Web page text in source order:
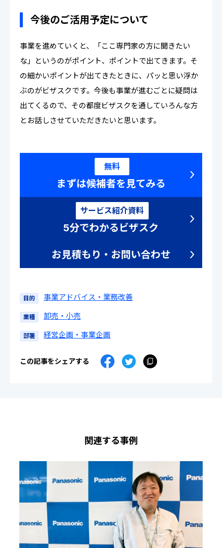
今後のご活用予定について
事業を進めていくと、「ここ専門家の方に聞きたい
な」というのがポイント、ポイントで出てきます。そ
の細かいポイントが出てきたときに、パッと思い浮か
ぶのがビザスクです。今後も事業が進むごとに疑問は
出てくるので、その都度ビザスクを通していろんな方
とお話しさせていただきたいと思います。
無料
まずは候補者を見てみる
サービス紹介資料
5分でわかるビザスク
お見積もり・お問い合わせ
目的 事業アドバイス・業務改善
業種 卸売・小売
部署 経営企画・事業企画
この記事をシェアする
関連する事例